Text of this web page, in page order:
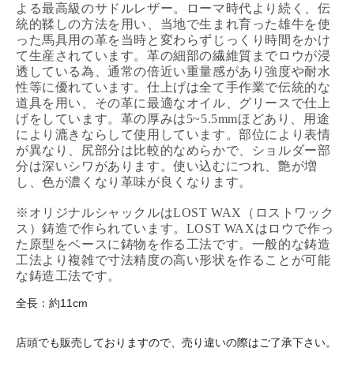
よる最高級のサドルレザー。ローマ時代より続く、伝
統的鞣しの方法を用い、当地で生まれ育った雄牛を使
った馬具用の革を当時と変わらずじっくり時間をかけ
て生産されています。革の細部の繊維質までロウが浸
透している為、通常の倍近い重量感があり強度や耐水
性等に優れています。仕上げは全て手作業で伝統的な
道具を用い、その革に最適なオイル、グリースで仕上
げをしています。革の厚みは5~5.5mmほどあり、用途
により漉きならして使用しています。部位により表情
が異なり、尻部分は比較的なめらかで、ショルダー部
分は深いシワがあります。使い込むにつれ、艶が増
し、色が濃くなり革味が良くなります。
※オリジナルシャックルはLOST WAX（ロストワック
ス）鋳造で作られています。LOST WAXはロウで作っ
た原型をベースに鋳物を作る工法です。一般的な鋳造
工法より複雑で寸法精度の高い形状を作ることが可能
な鋳造工法です。
全長：約11cm
店頭でも販売しておりますので、売り違いの際はご了承下さい。